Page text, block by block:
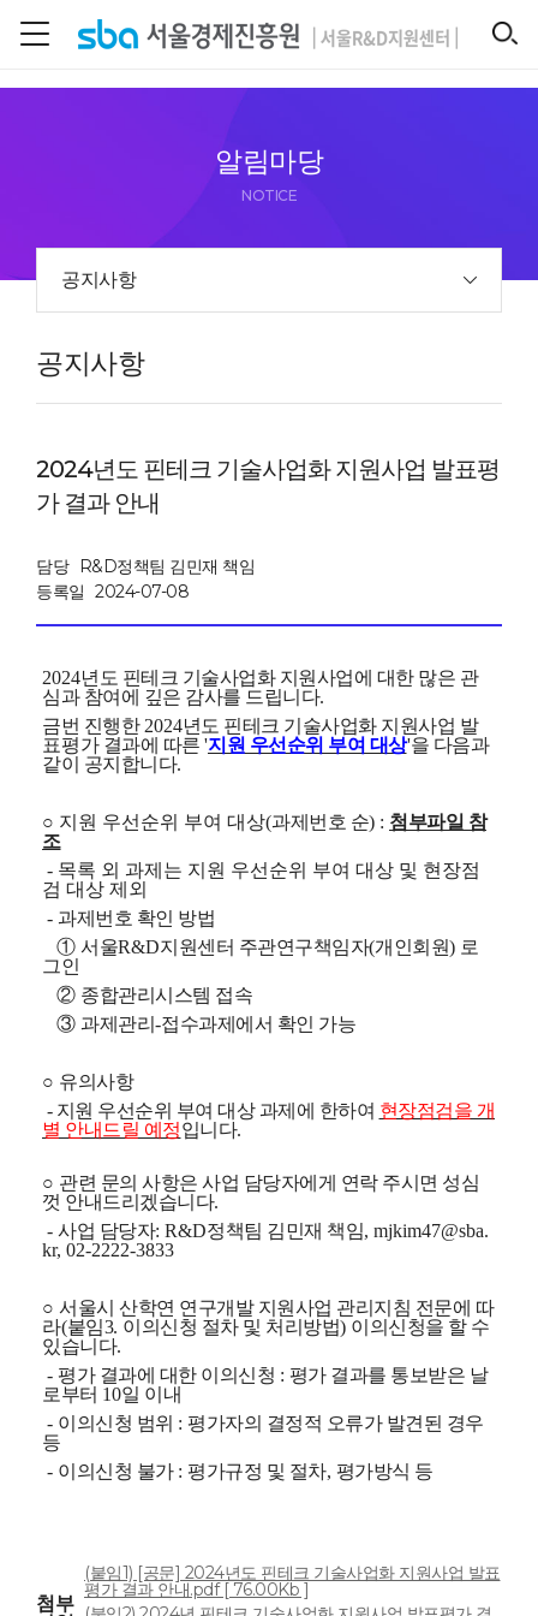
알림마당
NOTICE
공지사항
공지사항
2024년도 핀테크 기술사업화 지원사업 발표평
가 결과 안내
담당
R&D정책팀 김민재 책임
등록일 2024-07-08
2024년도 핀테크 기술사업화 지원사업에 대한 많은 관
심과 참여에 깊은 감사를 드립니다.
금번 진행한 2024년도 핀테크 기술사업화 지원사업 발
표평가 결과에 따른 '지원 우선순위 부여 대상'을 다음과
같이 공지합니다.
○ 지원 우선순위 부여 대상(과제번호 순) : 첨부파일 참
조
- 목록 외 과제는 지원 우선순위 부여 대상 및 현장점
검 대상 제외
- 과제번호 확인 방법
① 서울R&D지원센터 주관연구책임자(개인회원) 로
그인
② 종합관리시스템 접속
③ 과제관리 -접수과제에서 확인 가능
○ 유의사항
- 지원 우선순위 부여 대상 과제에 한하여 현장점검을 개
별 안내드릴 예정입니다.
○ 관련 문의 사항은 사업 담당자에게 연락 주시면 성심
껏 안내드리겠습니다.
- 사업 담당자: R&D정책팀 김민재 책임, mjkim47@sba.
kr, 02-2222-3833
○ 서울시 산학연 연구개발 지원사업 관리지침 전문에 따
라(붙임3. 이의신청 절차 및 처리방법) 이의신청을 할 수
있습니다.
- 평가 결과에 대한 이의신청 : 평가 결과를 통보받은 날
로부터 10일 이내
- 이의신청 범위 : 평가자의 결정적 오류가 발견된 경우
등
- 이의신청 불가 : 평가규정 및 절차, 평가방식 등
첨부
(붙임1) [공문] 2024년도 핀테크 기술사업화 지원사업 발표
평가 결과 안내.pdf [ 76.00Kb ]